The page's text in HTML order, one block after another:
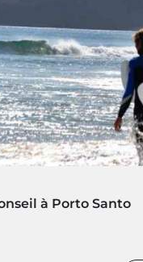
à Porto Santo